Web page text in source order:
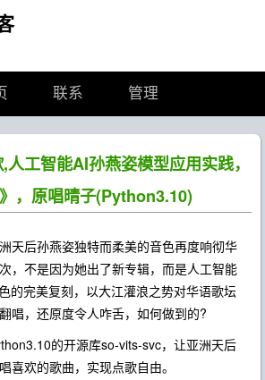
联系 管理
工智能AI孙燕姿模型应用实践，
，原唱晴子(Python3.10)
天后孙燕姿独特而柔美的音色再度响彻华
，不是因为她出了新专辑，而是人工智能
的完美复刻，以大江灌浪之势对华语歌坛
唱，还原度令人咋舌，如何做到的?
的开源库so-vits-svc，让亚洲天后
喜欢的歌曲，实现点歌自由。